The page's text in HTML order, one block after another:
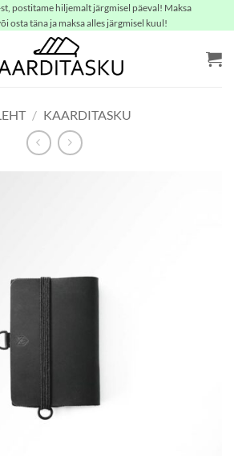
postitame hiljemalt järgmisel päeval! Maksa
osta täna ja maksa alles järgmisel kuul!
/ KAARDITASKU